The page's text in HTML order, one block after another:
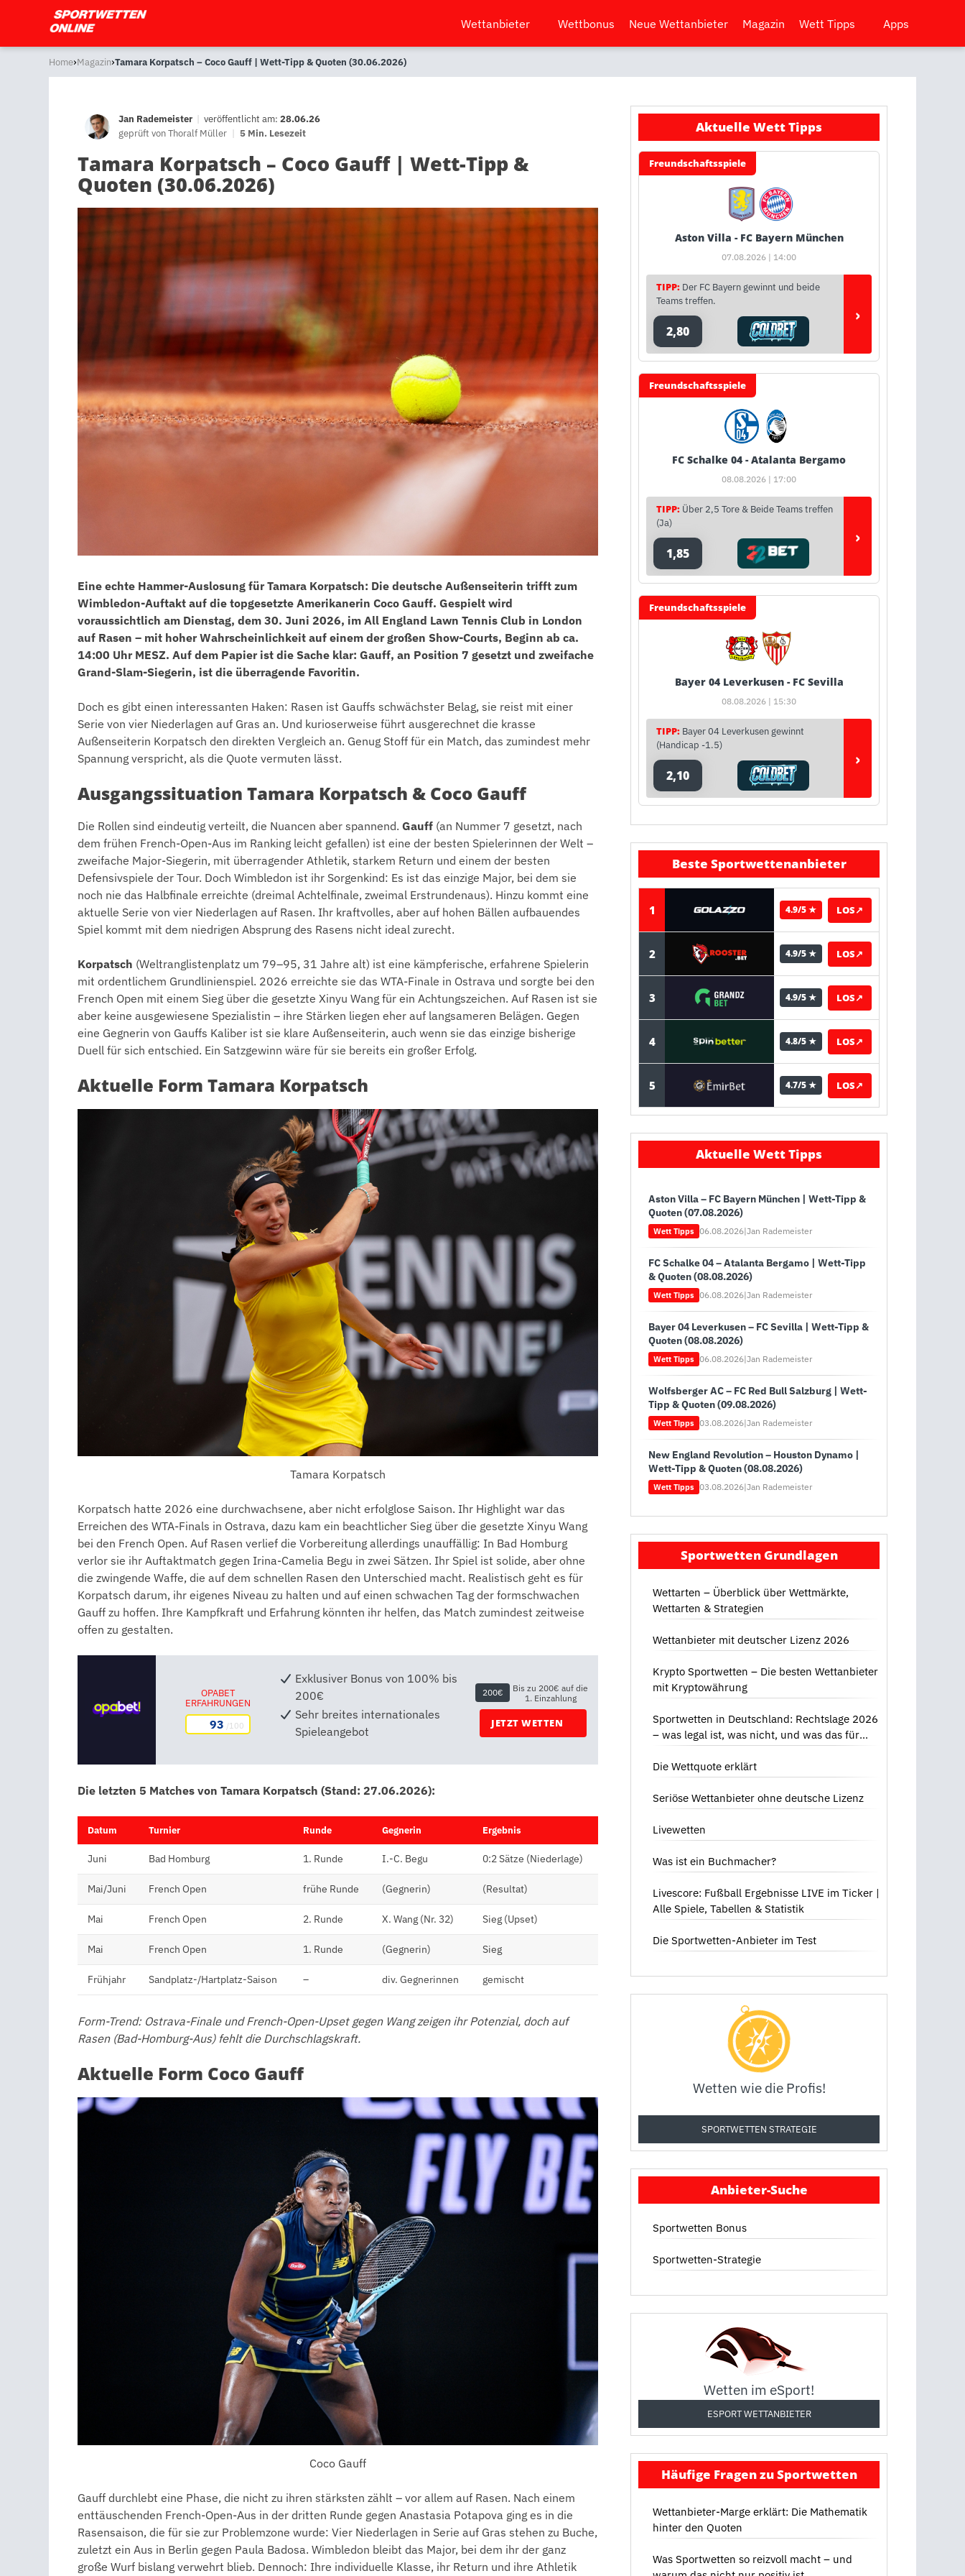
Wettanbieter Wettbonus Neue Wettanbieter Magazin Wett Tipps Apps
Home›Magazin›Tamara Korpatsch – Coco Gauff | Wett-Tipp & Quoten (30.06.2026)
Jan Rademeister | veröffentlicht am: 28.06.26
geprüft vonThoralf Müller | 5 Min. Lesezeit
Tamara Korpatsch – Coco Gauff | Wett-Tipp &
Quoten (30.06.2026)
Eine echte Hammer-Auslosung für Tamara Korpatsch: Die deutsche Außenseiterin trifft zum
Wimbledon-Auftakt auf die topgesetzte Amerikanerin Coco Gauff. Gespielt wird
voraussichtlich am Dienstag, dem 30. Juni 2026, im All England Lawn Tennis Club in London
auf Rasen – mit hoher Wahrscheinlichkeit auf einem der großen Show-Courts, Beginn ab ca.
14:00 Uhr MESZ. Auf dem Papier ist die Sache klar: Gauff, an Position 7 gesetzt und zweifache
Grand-Slam-Siegerin, ist die überragende Favoritin.
Doch es gibt einen interessanten Haken: Rasen ist Gauffs schwächster Belag, sie reist mit einer
Serie von vier Niederlagen auf Gras an. Und kurioserweise führt ausgerechnet die krasse
Außenseiterin Korpatsch den direkten Vergleich an. Genug Stoff für ein Match, das zumindest mehr
Spannung verspricht, als die Quote vermuten lässt.
Ausgangssituation Tamara Korpatsch & Coco Gauff
Die Rollen sind eindeutig verteilt, die Nuancen aber spannend. Gauff (an Nummer 7 gesetzt, nach
dem frühen French-Open-Aus im Ranking leicht gefallen) ist eine der besten Spielerinnen der Welt –
zweifache Major-Siegerin, mit überragender Athletik, starkem Return und einem der besten
Defensivspiele der Tour. Doch Wimbledon ist ihr Sorgenkind: Es ist das einzige Major, bei dem sie
noch nie das Halbfinale erreichte (dreimal Achtelfinale, zweimal Erstrundenaus). Hinzu kommt eine
aktuelle Serie von vier Niederlagen auf Rasen. Ihr kraftvolles, aber auf hohen Bällen aufbauendes
Spiel kommt mit dem niedrigen Absprung des Rasens nicht ideal zurecht.
Korpatsch (Weltranglistenplatz um 79–95, 31 Jahre alt) ist eine kämpferische, erfahrene Spielerin
mit ordentlichem Grundlinienspiel. 2026 erreichte sie das WTA-Finale in Ostrava und sorgte bei den
French Open mit einem Sieg über die gesetzte Xinyu Wang für ein Achtungszeichen. Auf Rasen ist sie
aber keine ausgewiesene Spezialistin – ihre Stärken liegen eher auf langsameren Belägen. Gegen
eine Gegnerin von Gauffs Kaliber ist sie klare Außenseiterin, auch wenn sie das einzige bisherige
Duell für sich entschied. Ein Satzgewinn wäre für sie bereits ein großer Erfolg.
Aktuelle Form Tamara Korpatsch
Tamara Korpatsch
Korpatsch hatte 2026 eine durchwachsene, aber nicht erfolglose Saison. Ihr Highlight war das
Erreichen des WTA-Finals in Ostrava, dazu kam ein beachtlicher Sieg über die gesetzte Xinyu Wang
bei den French Open. Auf Rasen verlief die Vorbereitung allerdings unauffällig: In Bad Homburg
verlor sie ihr Auftaktmatch gegen Irina-Camelia Begu in zwei Sätzen. Ihr Spiel ist solide, aber ohne
die zwingende Waffe, die auf dem schnellen Rasen den Unterschied macht. Realistisch geht es für
Korpatsch darum, ihr eigenes Niveau zu halten und auf einen schwachen Tag der formschwachen
Gauff zu hoffen. Ihre Kampfkraft und Erfahrung könnten ihr helfen, das Match zumindest zeitweise
offen zu gestalten.
OPABET
ERFAHRUNGEN
93 /100
Exklusiver Bonus von 100% bis
200€
Sehr breites internationales
Spieleangebot
200€
Bis zu 200€ auf die
1. Einzahlung
JETZT WETTEN
Die letzten 5 Matches von Tamara Korpatsch (Stand: 27.06.2026):
Datum Turnier Runde Gegnerin Ergebnis
Juni Bad Homburg 1. Runde I.-C. Begu 0:2 Sätze (Niederlage)
Mai/Juni French Open frühe Runde (Gegnerin) (Resultat)
Mai French Open 2. Runde X. Wang (Nr. 32) Sieg (Upset)
Mai French Open 1. Runde (Gegnerin) Sieg
Frühjahr Sandplatz-/Hartplatz-Saison – div. Gegnerinnen gemischt
Form-Trend: Ostrava-Finale und French-Open-Upset gegen Wang zeigen ihr Potenzial, doch auf
Rasen (Bad-Homburg-Aus) fehlt die Durchschlagskraft.
Aktuelle Form Coco Gauff
Coco Gauff
Gauff durchlebt eine Phase, die nicht zu ihren stärksten zählt – vor allem auf Rasen. Nach einem
enttäuschenden French-Open-Aus in der dritten Runde gegen Anastasia Potapova ging es in die
Rasensaison, die für sie zur Problemzone wurde: Vier Niederlagen in Serie auf Gras stehen zu Buche,
zuletzt ein Aus in Berlin gegen Paula Badosa. Wimbledon bleibt das Major, bei dem ihr der ganz
große Wurf bislang verwehrt blieb. Dennoch: Ihre individuelle Klasse, ihr Return und ihre Athletik
Aktuelle Wett Tipps
Freundschaftsspiele
Aston Villa - FC Bayern München
07.08.2026 | 14:00
TIPP: Der FC Bayern gewinnt und beide
Teams treffen.
2,80
›
Freundschaftsspiele
FC Schalke 04 - Atalanta Bergamo
08.08.2026 | 17:00
TIPP: Über 2,5 Tore & Beide Teams treffen
(Ja)
1,85
›
Freundschaftsspiele
Bayer 04 Leverkusen - FC Sevilla
08.08.2026 | 15:30
TIPP: Bayer 04 Leverkusen gewinnt
(Handicap -1.5)
2,10
›
Beste Sportwettenanbieter
1 4.9/5 ★ LOS↗
2 4.9/5 ★ LOS↗
3 4.9/5 ★ LOS↗
4 4.8/5 ★ LOS↗
5 4.7/5 ★ LOS↗
Aktuelle Wett Tipps
Aston Villa – FC Bayern München | Wett-Tipp &
Quoten (07.08.2026)
Wett Tipps 06.08.2026|Jan Rademeister
FC Schalke 04 – Atalanta Bergamo | Wett-Tipp
& Quoten (08.08.2026)
Wett Tipps 06.08.2026|Jan Rademeister
Bayer 04 Leverkusen – FC Sevilla | Wett-Tipp &
Quoten (08.08.2026)
Wett Tipps 06.08.2026|Jan Rademeister
Wolfsberger AC – FC Red Bull Salzburg | Wett-
Tipp & Quoten (09.08.2026)
Wett Tipps 03.08.2026|Jan Rademeister
New England Revolution – Houston Dynamo |
Wett-Tipp & Quoten (08.08.2026)
Wett Tipps 03.08.2026|Jan Rademeister
Sportwetten Grundlagen
Wettarten – Überblick über Wettmärkte,
Wettarten & Strategien
Wettanbieter mit deutscher Lizenz 2026
Krypto Sportwetten – Die besten Wettanbieter
mit Kryptowährung
Sportwetten in Deutschland: Rechtslage 2026
– was legal ist, was nicht, und was das für
Die Wettquote erklärt
Seriöse Wettanbieter ohne deutsche Lizenz
Livewetten
Was ist ein Buchmacher?
Livescore: Fußball Ergebnisse LIVE im Ticker |
Alle Spiele, Tabellen & Statistik
Die Sportwetten-Anbieter im Test
Wetten wie die Profis!
SPORTWETTEN STRATEGIE
Anbieter-Suche
Sportwetten Bonus
Sportwetten-Strategie
Wetten im eSport!
ESPORT WETTANBIETER
Häufige Fragen zu Sportwetten
Wettanbieter-Marge erklärt: Die Mathematik
hinter den Quoten
Was Sportwetten so reizvoll macht – und